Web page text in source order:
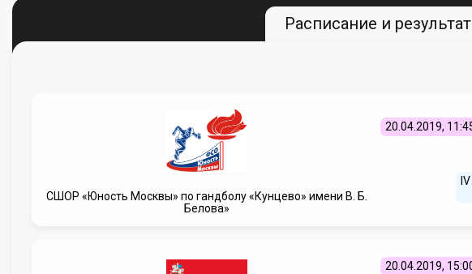
Расписание и
CШОР «Юность Москвы» по гандболу «Кунцево» имени В. Б.
Белова»
20.04.2019,
20.04.2019,